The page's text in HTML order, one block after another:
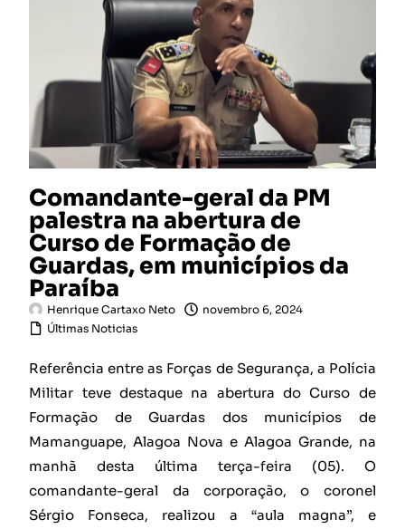
Comandante-geral da PM
palestra na abertura de
Curso de Formação de
Guardas, em municípios da
Paraíba
Henrique Cartaxo Neto
novembro 6, 2024
Últimas Noticias
Referência entre as Forças de Segurança, a Polícia
Militar teve destaque na abertura do Curso de
Formação de Guardas dos municípios de
Mamanguape, Alagoa Nova e Alagoa Grande, na
manhã desta última terça-feira (05). O
comandante-geral da corporação, o coronel
Sérgio Fonseca, realizou a “aula magna”, e